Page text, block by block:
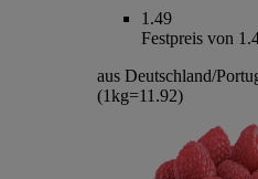
1.49
Festpreis von
aus Deutschland/
(1kg=11.92)